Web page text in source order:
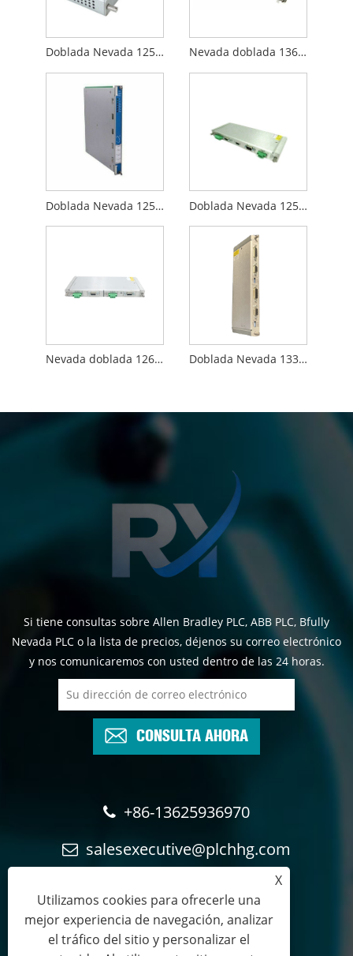
Doblada Nevada 125680-01 Nevada doblada 136188-02
Doblada Nevada 125388-01H Doblada Nevada 125704-01
Nevada doblada 126648-01 Doblada Nevada 133323-01
Si tiene consultas sobre Allen Bradley PLC, ABB PLC, Bfully
Nevada PLC o la lista de precios, déjenos su correo electrónico
y nos comunicaremos con usted dentro de las 24 horas.
CONSULTA AHORA
+86-13625936970
salesexecutive@plchhg.com
X
Utilizamos cookies para ofrecerle una
mejor experiencia de navegación, analizar
el tráfico del sitio y personalizar el